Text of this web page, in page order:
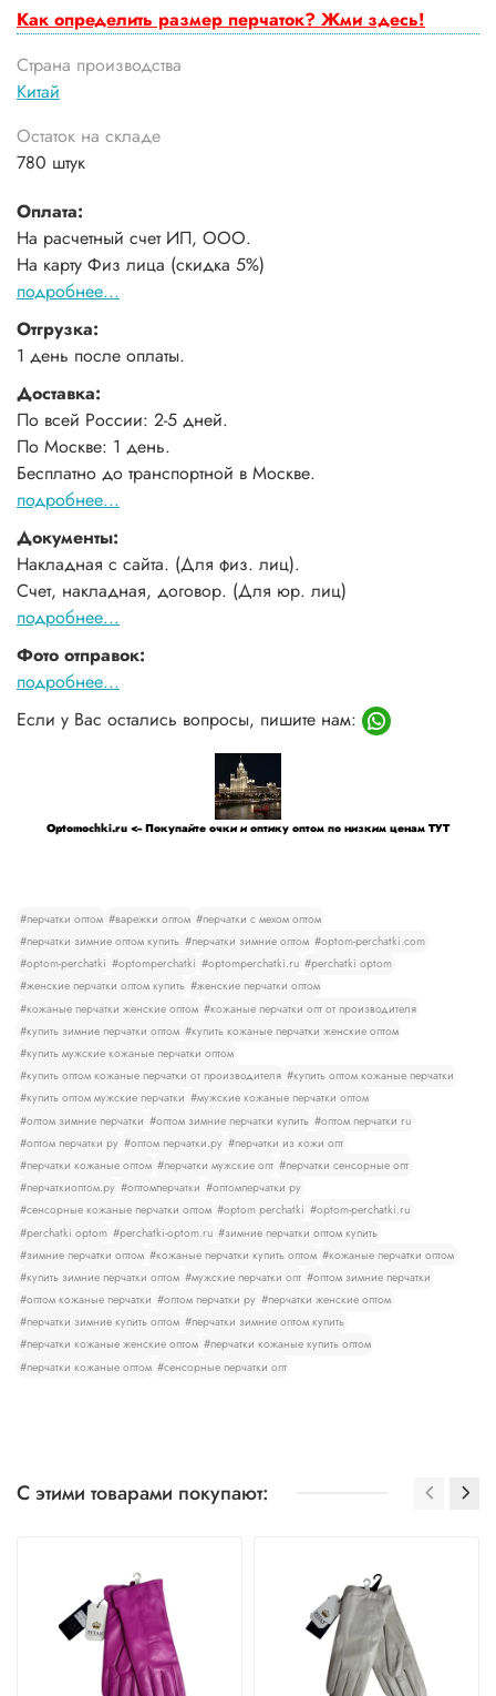
Как определить размер перчаток? Жми здесь!
Страна производства
Китай
Остаток на складе
780 штук
Оплата:
На расчетный счет ИП, ООО.
На карту Физ лица (скидка 5%)
подробнее...
Отгрузка:
1 день после оплаты.
Доставка:
По всей России: 2-5 дней.
По Москве: 1 день.
Бесплатно до транспортной в Москве.
подробнее...
Документы:
Накладная с сайта. (Для физ. лиц).
Счет, накладная, договор. (Для юр. лиц)
подробнее...
Фото отправок:
подробнее...
Если у Вас остались вопросы, пишите нам:
Optomochki.ru <-- Покупайте очки и оптику оптом по низким ценам ТУТ
#перчатки оптом #варежки оптом #перчатки с мехом оптом
#перчатки зимние оптом купить #перчатки зимние оптом #optom-perchatki.com
#optom-perchatki #optomperchatki #optomperchatki.ru #perchatki optom
#женские перчатки оптом купить #женские перчатки оптом
#кожаные перчатки женские оптом #кожаные перчатки опт от производителя
#купить зимние перчатки оптом #купить кожаные перчатки женские оптом
#купить мужские кожаные перчатки оптом
#купить оптом кожаные перчатки от производителя #купить оптом кожаные перчатки
#купить оптом мужские перчатки #мужские кожаные перчатки оптом
#оптом зимние перчатки #оптом зимние перчатки купить #оптом перчатки ru
#оптом перчатки ру #оптом перчатки.ру #перчатки из кожи опт
#перчатки кожаные оптом #перчатки мужские опт #перчатки сенсорные опт
#перчаткиоптом.ру #оптомперчатки #оптомперчатки ру
#сенсорные кожаные перчатки оптом #optom perchatki #optom-perchatki.ru
#perchatki optom #perchatki-optom.ru #зимние перчатки оптом купить
#зимние перчатки оптом #кожаные перчатки купить оптом #кожаные перчатки оптом
#купить зимние перчатки оптом #мужские перчатки опт #оптом зимние перчатки
#оптом кожаные перчатки #оптом перчатки ру #перчатки женские оптом
#перчатки зимние купить оптом #перчатки зимние оптом купить
#перчатки кожаные женские оптом #перчатки кожаные купить оптом
#перчатки кожаные оптом #сенсорные перчатки опт
С этими товарами покупают: